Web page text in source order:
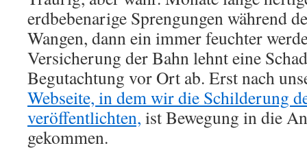
erdbebenarige Sprengungen während
Wangen, dann ein immer feuchter
Versicherung der Bahn lehnt eine
Begutachtung vor Ort ab. Erst nach
Webseite, in dem wir die Schilderung
veröffentlichten, ist Bewegung in die
gekommen.